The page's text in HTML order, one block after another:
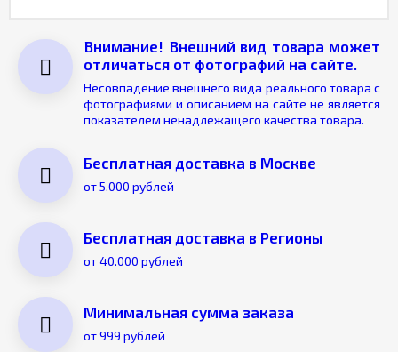
Внимание! Внешний вид товара может
отличаться от фотографий на сайте.
Несовпадение внешнего вида реального товара с
фотографиями и описанием на сайте не является
показателем ненадлежащего качества товара.
Бесплатная доставка в Москве
от 5.000 рублей
Бесплатная доставка в Регионы
от 40.000 рублей
Минимальная сумма заказа
от 999 рублей